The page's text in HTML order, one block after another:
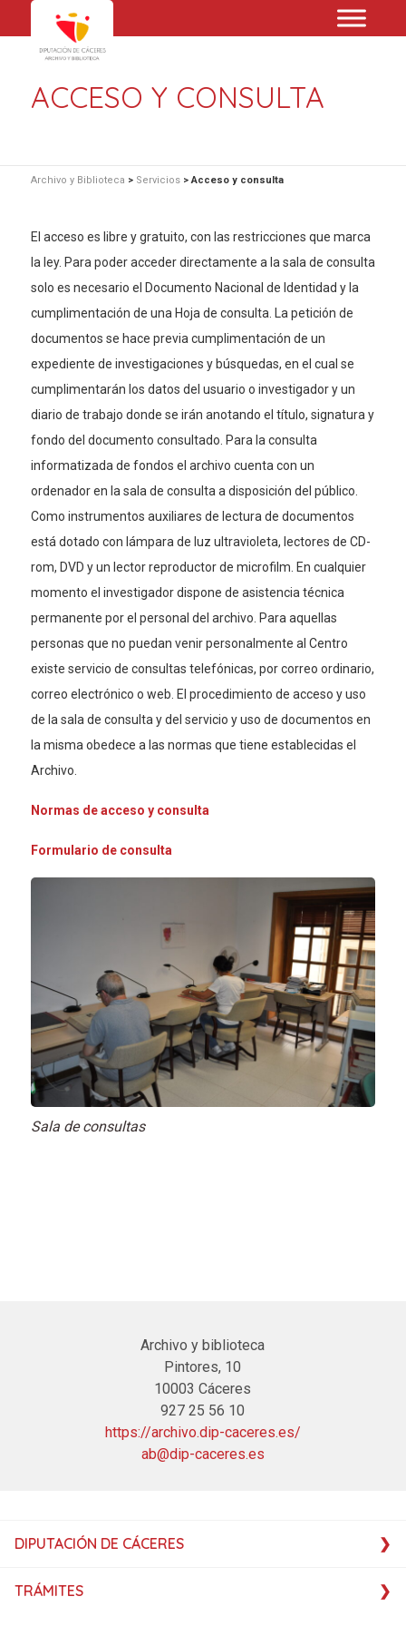
ACCESO Y CONSULTA
Archivo y Biblioteca > Servicios>Acceso y consulta
El acceso es libre y gratuito, con las restricciones que marca
la ley. Para poder acceder directamente a la sala de consulta
solo es necesario el Documento Nacional de Identidad y la
cumplimentación de una Hoja de consulta. La petición de
documentos se hace previa cumplimentación de un
expediente de investigaciones y búsquedas, en el cual se
cumplimentarán los datos del usuario o investigador y un
diario de trabajo donde se irán anotando el título, signatura y
fondo del documento consultado. Para la consulta
informatizada de fondos el archivo cuenta con un
ordenador en la sala de consulta a disposición del público.
Como instrumentos auxiliares de lectura de documentos
está dotado con lámpara de luz ultravioleta, lectores de CD-
rom, DVD y un lector reproductor de microfilm. En cualquier
momento el investigador dispone de asistencia técnica
permanente por el personal del archivo. Para aquellas
personas que no puedan venir personalmente al Centro
existe servicio de consultas telefónicas, por correo ordinario,
correo electrónico o web. El procedimiento de acceso y uso
de la sala de consulta y del servicio y uso de documentos en
la misma obedece a las normas que tiene establecidas el
Archivo.
Normas de acceso y consulta
Formulario de consulta
Sala de consultas
Archivo y biblioteca
Pintores, 10
10003 Cáceres
927 25 56 10
https://archivo.dip-caceres.es/
ab@dip-caceres.es
DIPUTACIÓN DE CÁCERES
TRÁMITES